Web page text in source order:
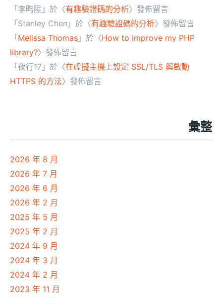
「 李昀陞 」於〈有趣驗證碼的分析〉發佈留言
「 Stanley Chen 」於〈有趣驗證碼的分析〉發佈留言
「 Melissa Thomas 」於〈How to improve my PHP
library?〉發佈留言
「 夜行17 」於〈在虛擬主機上設定 SSL/TLS 與啟動
HTTPS 的方法〉發佈留言
彙整
2026 年 8 月
2026 年 7 月
2026 年 6 月
2026 年 2 月
2025 年 5 月
2025 年 2 月
2024 年 9 月
2024 年 3 月
2024 年 2 月
2023 年 11 月